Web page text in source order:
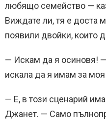
любящо семейство —
Виждате ли, тя е доста
появили двойки, които
— Искам да я осиновя!
искала да я имам за
— Е, в този сценарий
Джанет. — Само